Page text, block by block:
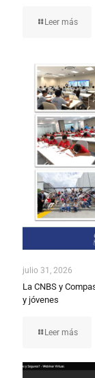
Leer más
julio 31, 2026
La CNBS y
y jóvenes
Leer más